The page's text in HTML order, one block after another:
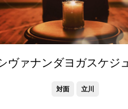
ヴァナンダヨガスケジ
対面 立川